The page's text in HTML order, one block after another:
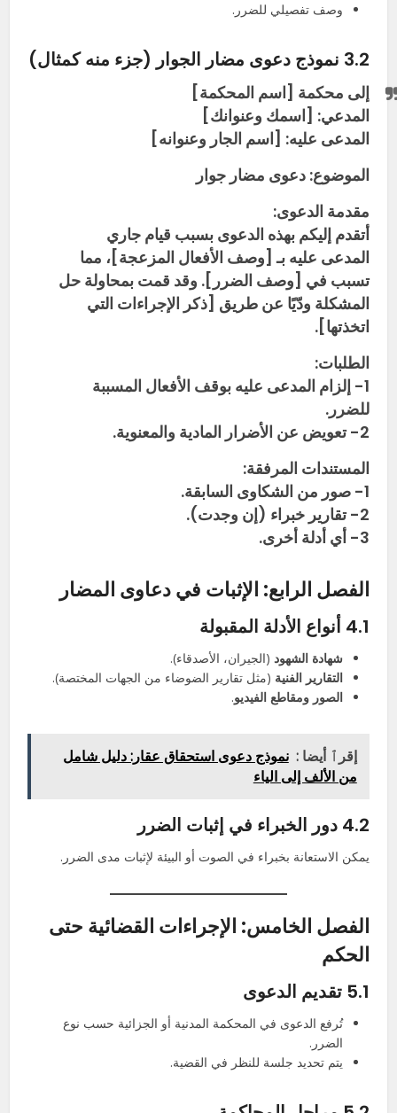
وصف تفصيلي للضرر.
3.2 نموذج دعوى مضار الجوار (جزء منه كمثال)
إلى محكمة [اسم المحكمة]
المدعي: [اسمك وعنوانك]
المدعى عليه: [اسم الجار وعنوانه]
الموضوع: دعوى مضار جوار
مقدمة الدعوى:
أتقدم إليكم بهذه الدعوى بسبب قيام جاري
المدعى عليه بـ [وصف الأفعال المزعجة]، مما
تسبب في [وصف الضرر]. وقد قمت بمحاولة حل
المشكلة ودّيًا عن طريق [ذكر الإجراءات التي
اتخذتها].
الطلبات:
1- إلزام المدعى عليه بوقف الأفعال المسببة
للضرر.
2- تعويض عن الأضرار المادية والمعنوية.
المستندات المرفقة:
1- صور من الشكاوى السابقة.
2- تقارير خبراء (إن وجدت).
3- أي أدلة أخرى.
الفصل الرابع: الإثبات في دعاوى المضار
4.1 أنواع الأدلة المقبولة
شهادة الشهود (الجيران، الأصدقاء).
التقارير الفنية (مثل تقارير الضوضاء من الجهات المختصة).
الصور ومقاطع الفيديو.
إقرٱ أيضا : نموذج دعوى استحقاق عقار: دليل شامل
من الألف إلى الياء
4.2 دور الخبراء في إثبات الضرر
يمكن الاستعانة بخبراء في الصوت أو البيئة لإثبات مدى الضرر.
الفصل الخامس: الإجراءات القضائية حتى
الحكم
5.1 تقديم الدعوى
تُرفع الدعوى في المحكمة المدنية أو الجزائية حسب نوع
الضرر.
يتم تحديد جلسة للنظر في القضية.